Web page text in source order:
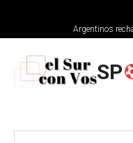
Argentinos
SP